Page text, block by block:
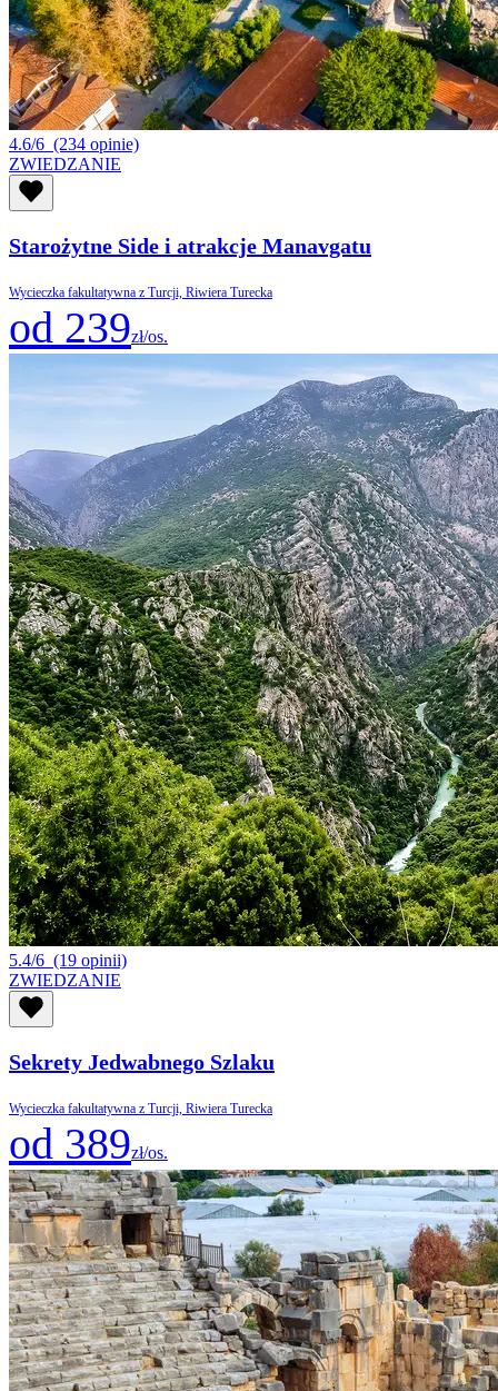
4.6/6 (234 opinie)
ZWIEDZANIE
Starożytne Side i atrakcje Manavgatu
Wycieczka fakultatywna z Turcji, Riwiera Turecka
od 239zł/os.
5.4/6 (19 opinii)
ZWIEDZANIE
Sekrety Jedwabnego Szlaku
Wycieczka fakultatywna z Turcji, Riwiera Turecka
od 389zł/os.